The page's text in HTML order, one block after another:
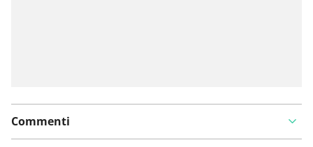
Commenti